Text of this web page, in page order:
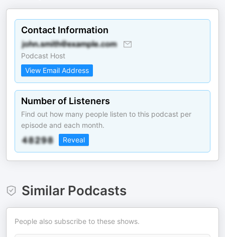
Contact Information
Podcast Host
View Email Address
Number of Listeners
Find out how many people listen to this podcast per
episode and each month.
Reveal
Similar Podcasts
People also subscribe to these shows.